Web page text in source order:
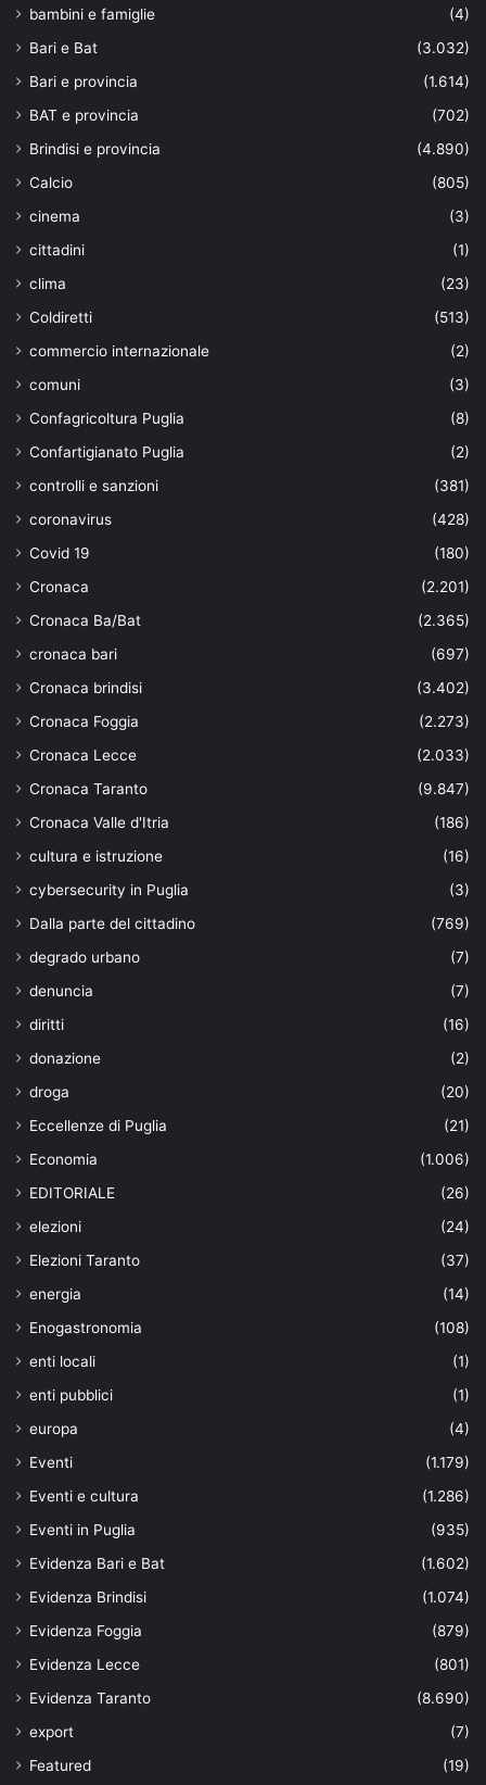
bambini e famiglie
(4)
Bari e Bat
(3.032)
Bari e provincia
(1.614)
BAT e provincia
(702)
Brindisi e provincia
(4.890)
Calcio
(805)
cinema
(3)
cittadini
(1)
clima
(23)
Coldiretti
(513)
commercio internazionale
(2)
comuni
(3)
Confagricoltura Puglia
(8)
Confartigianato Puglia
(2)
controlli e sanzioni
(381)
coronavirus
(428)
Covid 19
(180)
Cronaca
(2.201)
Cronaca Ba/Bat
(2.365)
cronaca bari
(697)
Cronaca brindisi
(3.402)
Cronaca Foggia
(2.273)
Cronaca Lecce
(2.033)
Cronaca Taranto
(9.847)
Cronaca Valle d'Itria
(186)
cultura e istruzione
(16)
cybersecurity in Puglia
(3)
Dalla parte del cittadino
(769)
degrado urbano
(7)
denuncia
(7)
diritti
(16)
donazione
(2)
droga
(20)
Eccellenze di Puglia
(21)
Economia
(1.006)
EDITORIALE
(26)
elezioni
(24)
Elezioni Taranto
(37)
energia
(14)
Enogastronomia
(108)
enti locali
(1)
enti pubblici
(1)
europa
(4)
Eventi
(1.179)
Eventi e cultura
(1.286)
Eventi in Puglia
(935)
Evidenza Bari e Bat
(1.602)
Evidenza Brindisi
(1.074)
Evidenza Foggia
(879)
Evidenza Lecce
(801)
Evidenza Taranto
(8.690)
export
(7)
Featured
(19)